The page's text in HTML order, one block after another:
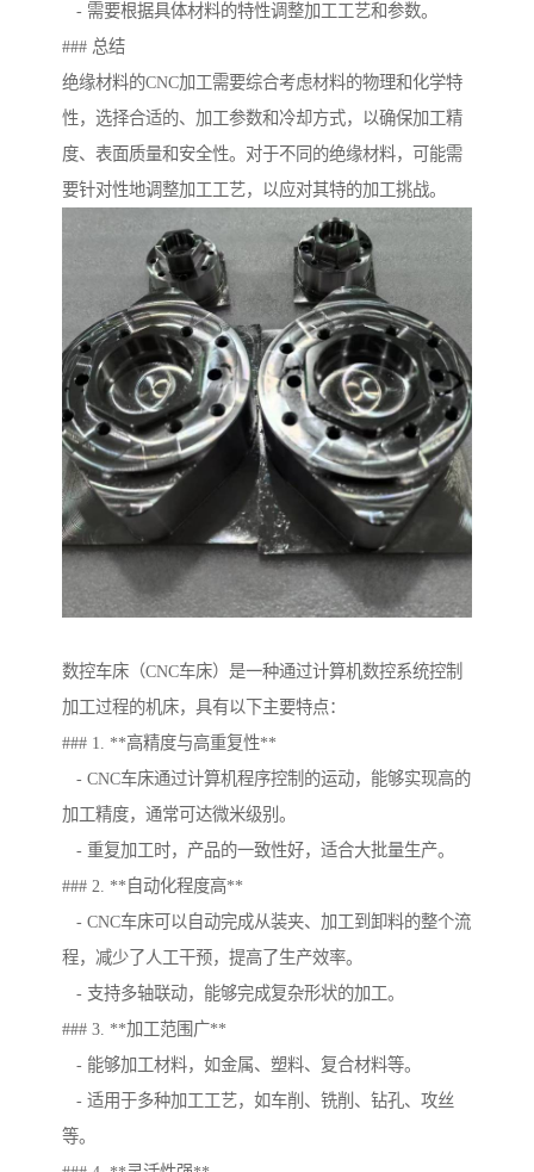
- 需要根据具体材料的特性调整加工工艺和参数。
### 总结
绝缘材料的CNC加工需要综合考虑材料的物理和化学特
性，选择合适的、加工参数和冷却方式，以确保加工精
度、表面质量和安全性。对于不同的绝缘材料，可能需
要针对性地调整加工工艺，以应对其特的加工挑战。
数控车床（CNC车床）是一种通过计算机数控系统控制
加工过程的机床，具有以下主要特点：
### 1. **高精度与高重复性**
- CNC车床通过计算机程序控制的运动，能够实现高的
加工精度，通常可达微米级别。
- 重复加工时，产品的一致性好，适合大批量生产。
### 2. **自动化程度高**
- CNC车床可以自动完成从装夹、加工到卸料的整个流
程，减少了人工干预，提高了生产效率。
- 支持多轴联动，能够完成复杂形状的加工。
### 3. **加工范围广**
- 能够加工材料，如金属、塑料、复合材料等。
- 适用于多种加工工艺，如车削、铣削、钻孔、攻丝
等。